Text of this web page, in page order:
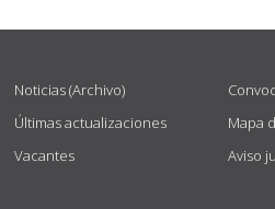
Noticias (Archivo)
Últimas actualizaciones
Vacantes
Mapa
Aviso